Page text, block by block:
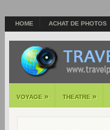
HOME ACHAT DE PHOTOS
VOYAGE » THEATRE »